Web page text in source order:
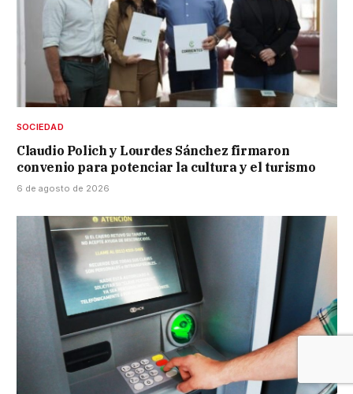
SOCIEDAD
Claudio Polich y Lourdes Sánchez firmaron
convenio para potenciar la cultura y el turismo
6 de agosto de 2026